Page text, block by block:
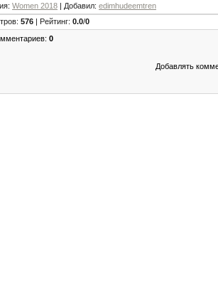
: Women 2018 | Добавил: edimhudeemtren
: 576 | Рейтинг: 0.0/0
: 0
Добавлять